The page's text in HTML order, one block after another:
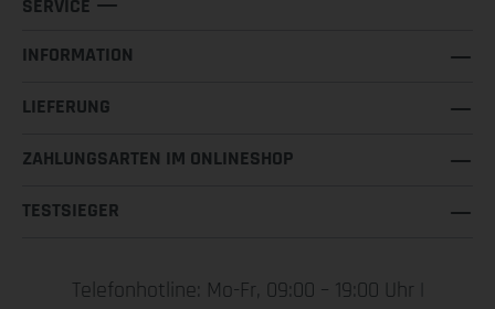
SERVICE
INFORMATION
LIEFERUNG
ZAHLUNGSARTEN IM ONLINESHOP
TESTSIEGER
Telefonhotline: Mo-Fr, 09:00 – 19:00 Uhr |